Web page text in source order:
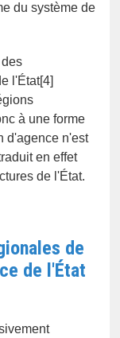
du système de
l'État[4]
à une forme
d'agence n'est
en effet
de l'État.
de
de l'État